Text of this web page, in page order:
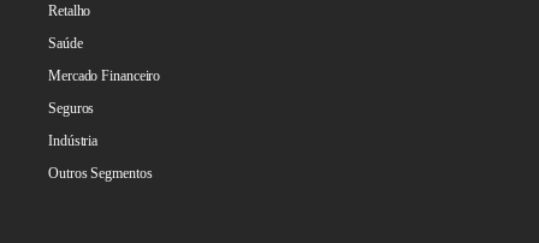
Retalho
Saúde
Mercado Financeiro
Seguros
Indústria
Outros Segmentos